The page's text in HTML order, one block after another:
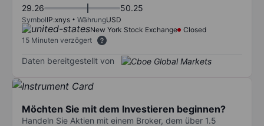
29.26 50.25
SymbolIP:xnys WährungUSD
New York Stock Exchange
Closed
15 Minuten verzögert
Daten bereitgestellt von
Möchten Sie mit dem Investieren beginnen?
Handeln Sie Aktien mit einem Broker, dem über 1.5